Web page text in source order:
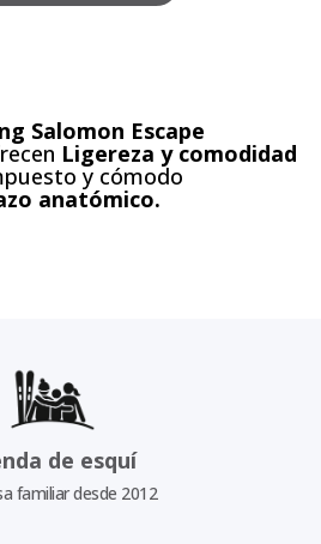
Salomon Escape
Ligereza y comodidad
y cómodo
anatómico.
de esquí
familiar desde 2012